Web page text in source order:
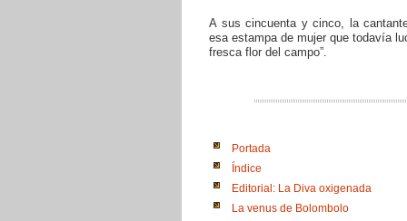
A sus cincuenta y cinco, la
esa estampa de mujer que todavía
fresca flor del campo”.
Portada
Índice
Editorial: La Diva oxigenada
La venus de Bolombolo